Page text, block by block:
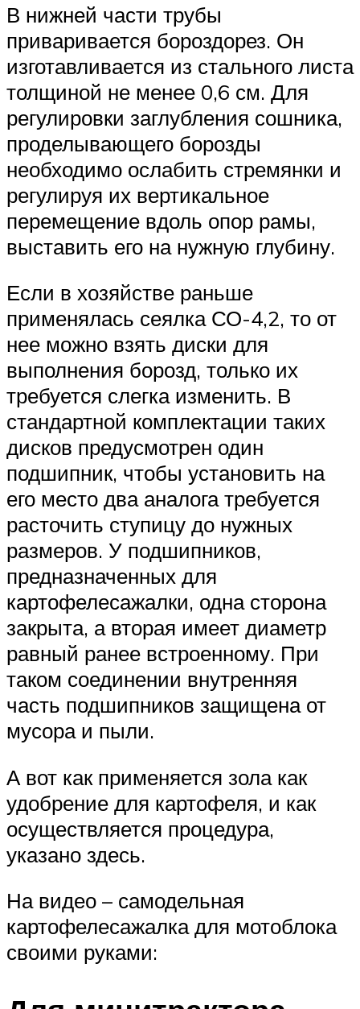
В нижней части трубы
приваривается бороздорез. Он
изготавливается из стального листа
толщиной не менее 0,6 см. Для
регулировки заглубления сошника,
проделывающего борозды
необходимо ослабить стремянки и
регулируя их вертикальное
перемещение вдоль опор рамы,
выставить его на нужную глубину.
Если в хозяйстве раньше
применялась сеялка СО-4,2, то от
нее можно взять диски для
выполнения борозд, только их
требуется слегка изменить. В
стандартной комплектации таких
дисков предусмотрен один
подшипник, чтобы установить на
его место два аналога требуется
расточить ступицу до нужных
размеров. У подшипников,
предназначенных для
картофелесажалки, одна сторона
закрыта, а вторая имеет диаметр
равный ранее встроенному. При
таком соединении внутренняя
часть подшипников защищена от
мусора и пыли.
А вот как применяется зола как
удобрение для картофеля, и как
осуществляется процедура,
указано здесь.
На видео – самодельная
картофелесажалка для мотоблока
своими руками: